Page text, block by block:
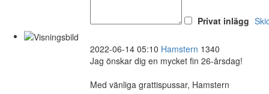
Privat inlägg
2022-06-14 05:10 Hamstern 1340
Jag önskar dig en mycket fin 26-årsdag!
Med vänliga grattispussar, Hamstern